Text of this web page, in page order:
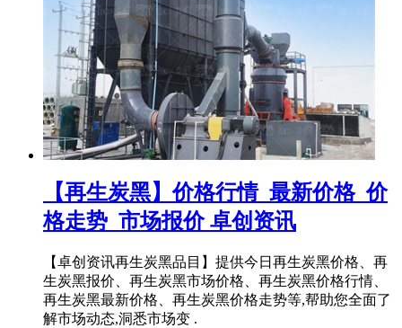
【再生炭黑】价格行情_最新价格_价
格走势_市场报价 卓创资讯
【卓创资讯再生炭黑品目】提供今日再生炭黑价格、再
生炭黑报价、再生炭黑市场价格、再生炭黑价格行情、
再生炭黑最新价格、再生炭黑价格走势等,帮助您全面了
解市场动态,洞悉市场变 .